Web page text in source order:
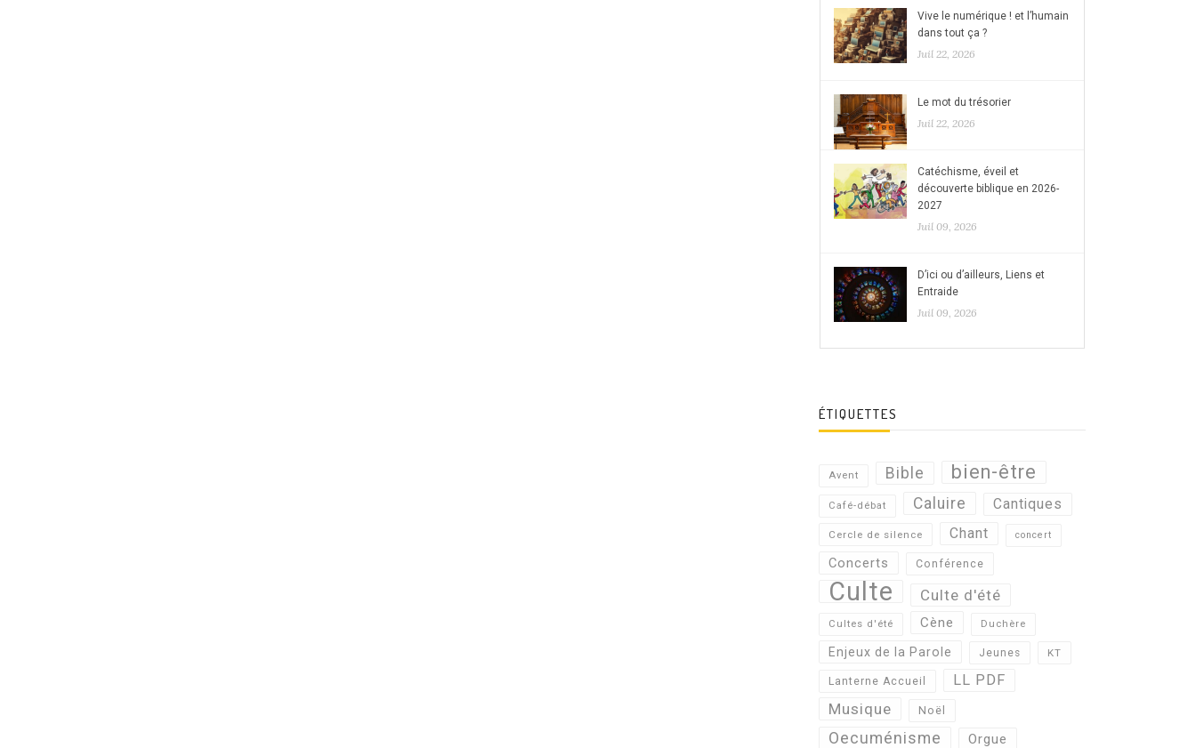
Vive le numérique ! et l’humain
dans tout ça ?
Juil 22, 2026
Le mot du trésorier
Juil 22, 2026
Catéchisme, éveil et
découverte biblique en 2026-
2027
Juil 09, 2026
D’ici ou d’ailleurs, Liens et
Entraide
Juil 09, 2026
ÉTIQUETTES
Avent Bible bien-être
Café-débat Caluire Cantiques
Cercle de silence Chant concert
Concerts Conférence
Culte Culte d'été
Cultes d'été Cène Duchère
Enjeux de la Parole Jeunes KT
Lanterne Accueil LL PDF
Musique Noël
Oecuménisme Orgue